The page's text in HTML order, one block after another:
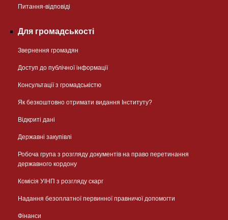
Питання-відповіді
Для громадськості
Звернення громадян
Доступ до публічної інформації
Консультації з громадськістю
Як безкоштовно отримати видання Інституту?
Відкриті дані
Державні закупівлі
Робоча група з розгляду документів на право перетинання
державного кордону
Комісія УІНП з розгляду скарг
Надання безоплатної первинної правничої допомогти
Фінанси